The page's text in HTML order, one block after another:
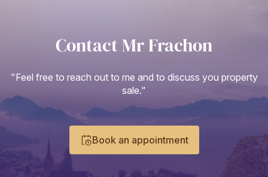
Contact Mr Frachon
"Feel free to reach out to me and to discuss you property
sale."
Book an appointment